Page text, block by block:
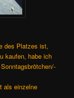
des Platzes ist,
kaufen, habe ich
als einzelne